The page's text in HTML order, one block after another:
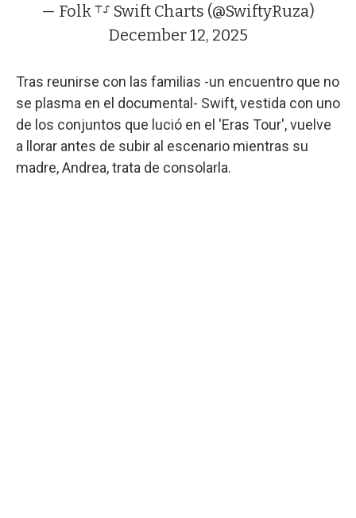
— Folk ⸆⸉ Swift Charts (@SwiftyRuza)
December 12, 2025
Tras reunirse con las familias -un encuentro que no
se plasma en el documental- Swift, vestida con uno
de los conjuntos que lució en el 'Eras Tour', vuelve
a llorar antes de subir al escenario mientras su
madre, Andrea, trata de consolarla.